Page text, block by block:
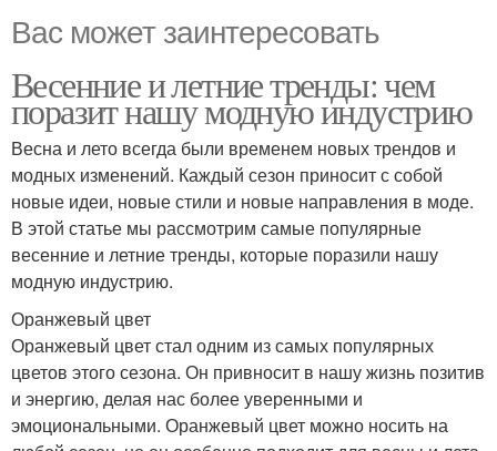
Вас может заинтересовать
Весенние и летние тренды: чем
поразит нашу модную индустрию
Весна и лето всегда были временем новых трендов и
модных изменений. Каждый сезон приносит с собой
новые идеи, новые стили и новые направления в моде.
В этой статье мы рассмотрим самые популярные
весенние и летние тренды, которые поразили нашу
модную индустрию.
Оранжевый цвет
Оранжевый цвет стал одним из самых популярных
цветов этого сезона. Он привносит в нашу жизнь позитив
и энергию, делая нас более уверенными и
эмоциональными. Оранжевый цвет можно носить на